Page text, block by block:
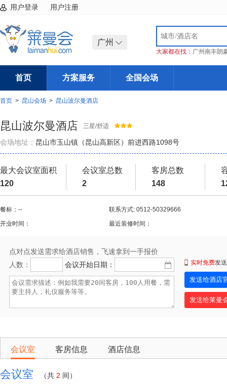
用户登录 用户注册
广州
大家都在找： 广州南丰朗
首页 方案服务 全国会场
首页 > 昆山会场 > 昆山波尔曼酒店
昆山波尔曼酒店 三星/舒适
会场地址： 昆山市玉山镇（昆山高新区）前进西路1098号
最大会议室面积
120
会议室总数
2
客房总数
148
餐标：--
联系方式: 0512-50329666
开业时间：
最近装修时间：
点对点发送需求给酒店销售，飞速拿到一手报价
人数：
会议开始日期： 实时免费发
会议室 客房信息 酒店信息
会议室 （共 2 间）